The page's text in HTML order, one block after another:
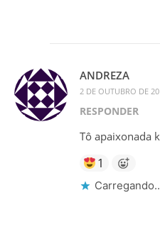
ANDREZA
2 DE OUTUBRO DE
RESPONDER
Tô apaixonada
1